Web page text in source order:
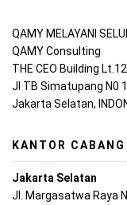
QAMY MELAYANI
QAMY Consulting
THE CEO Building Lt.12
Jl TB Simatupang N0
Jakarta Selatan,
KANTOR CABANG
Jakarta Selatan
Jl. Margasatwa Raya